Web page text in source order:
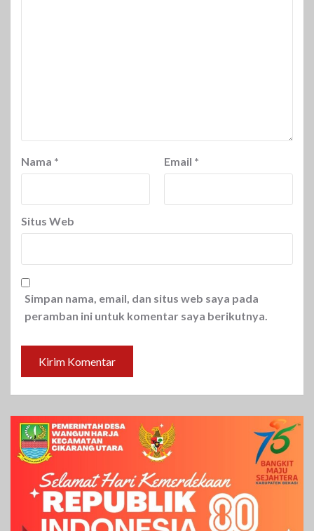
Nama * Email *
Situs Web
Simpan nama, email, dan situs web saya pada
peramban ini untuk komentar saya berikutnya.